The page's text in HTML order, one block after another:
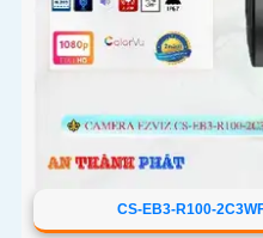
CS-EB3-R100-